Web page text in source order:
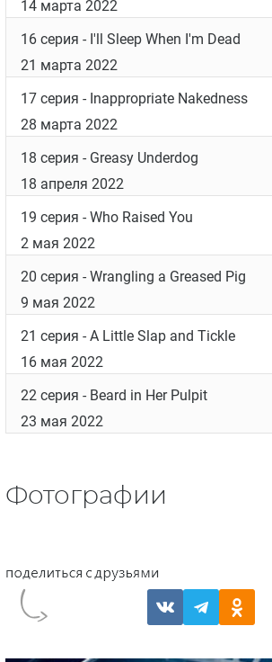
11 серия
- Cats in a Bathtub
17 января 2022
12 серия
- Your Beans are Flatlining
24 января 2022
13 серия
- One Man, No Baby
28 февраля 2022
14 серия
- Every Subpoena Is a Tiny Hug
7 марта 2022
15 серия
- Compress to Impress
14 марта 2022
16 серия
- I'll Sleep When I'm Dead
21 марта 2022
17 серия
- Inappropriate Nakedness
28 марта 2022
19 серия - Who Raised You
9 мая 2022
21 серия
- A Little Slap and Tickle